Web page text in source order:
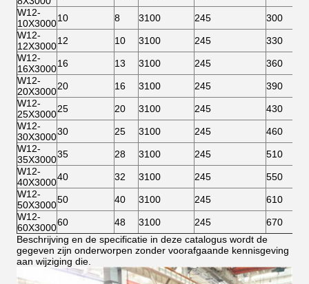
W12-
10X300010 8 3100 245
300
W12-
12X300012 10 3100 245
330
W12-
16X300016 13 3100 245
360
W12-
20X300020 16 3100 245
390
W12-
25X300025 20 3100 245
430
W12-
30X300030 25 3100 245
460
W12-
35X300035 28 3100 245
510
W12-
40X300040 32 3100 245
550
W12-
50X300050 40 3100 245
610
W12-
60X300060 48 3100 245
670
Beschrijving en de specificatie in deze catalogus wordt de
gegeven zijn onderworpen zonder voorafgaande kennisgeving
aan wijziging die.